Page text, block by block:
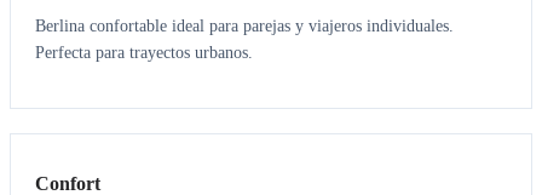
Berlina confortable ideal para parejas y viajeros individuales.
Perfecta para trayectos urbanos.
3 3
Confort